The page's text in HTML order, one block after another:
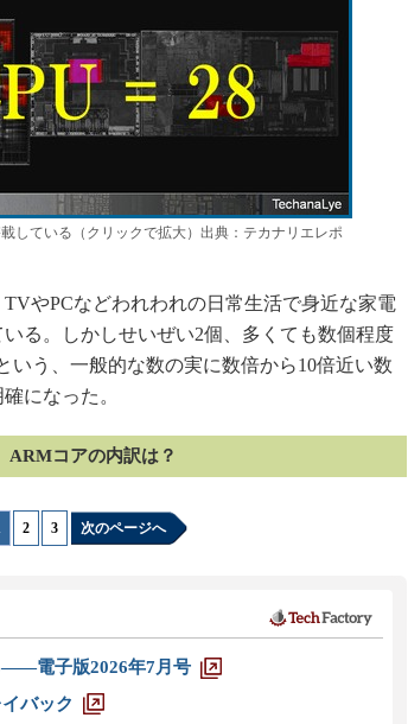
載している（クリックで拡大）出典：テカナリエレポ
やPCなどわれわれの日常生活で身近な家電
る。しかしせいぜい2個、多くても数個程度
いう、一般的な数の実に数倍から10倍近い数
になった。
ARMコアの内訳は？
2 3 次のページへ
――電子版2026年7月号
バック